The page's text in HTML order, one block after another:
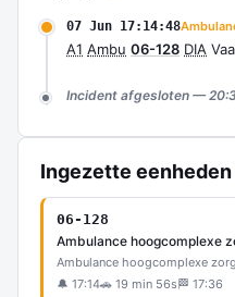
07 Jun 17:14:48
A1 Ambu 06-128 DIA
Incident afgesloten —
Ingezette eenheden
06-128
Ambulance hoogcomplexe
Ambulance hoogcomplexe zorg
🔔 17:14🚗 19 min 56s 🏁 17:36